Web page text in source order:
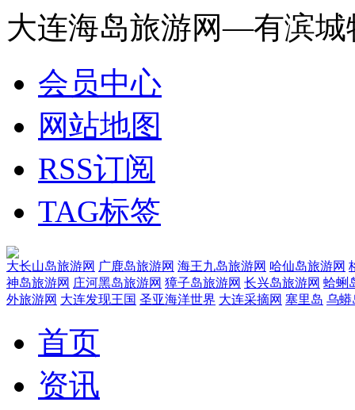
大连海岛旅游网—有滨城
会员中心
网站地图
RSS订阅
TAG标签
大长山岛旅游网 广鹿岛旅游网 海王九岛旅游网 哈仙岛旅游网
神岛旅游网 庄河黑岛旅游网 獐子岛旅游网 长兴岛旅游网 蛤蜊
外旅游网 大连发现王国 圣亚海洋世界 大连采摘网 塞里岛 乌蟒
首页
资讯